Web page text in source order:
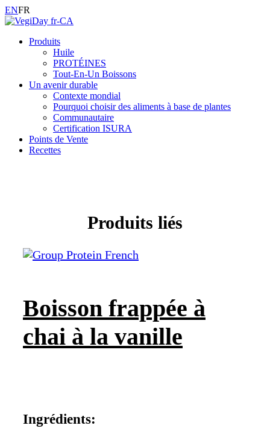
ENFR
Produits
Huile
PROTÉINES
Tout-En-Un Boissons
Un avenir durable
Contexte mondial
Pourquoi choisir des aliments à base de plantes
Communautaire
Certification ISURA
Points de Vente
Recettes
Produits liés
Boisson frappée à
chai à la vanille
Ingrédients: